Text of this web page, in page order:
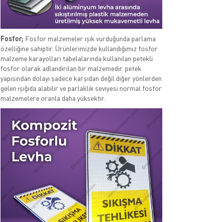
Fosfor; Fosfor malzemeler ışık vurduğunda parlama
özelliğine sahiptir. Ürünlerimizde kullandığımız fosfor
malzeme karayolları tabelalarında kullanılan petekli
fosfor olarak adlandırılan bir malzemedir. petek
yapısından dolayı sadece karşıdan değil diğer yönlerden
gelen ışığıda alabilir ve parlaklık seviyesi normal fosfor
malzemelere oranla daha yüksektir.